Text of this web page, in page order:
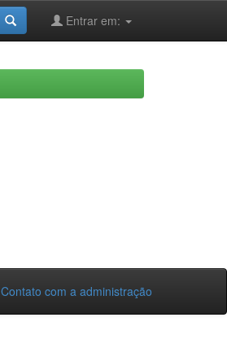
Entrar em:
Contato com a administração